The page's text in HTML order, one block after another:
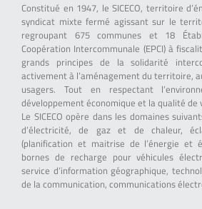
Constitué en 1947, le SICECO, territoire
syndicat mixte fermé agissant sur le
regroupant 675 communes et 18
Coopération Intercommunale (EPCI) à
grands principes de la solidarité
activement à l’aménagement du territoire,
usagers. Tout en respectant
développement économique et la qualité de
Le SICECO opère dans les domaines
d’électricité, de gaz et de chaleur,
(planification et maitrise de l’énergie et
bornes de recharge pour véhicules
service d’information géographique,
de la communication, communications